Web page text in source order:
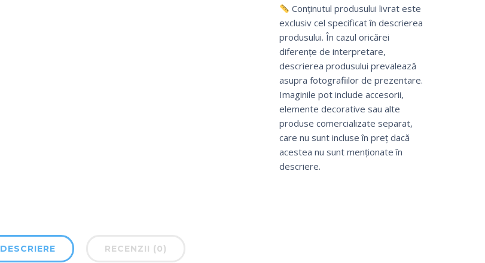
Conținutul produsului livrat este
exclusiv cel specificat în descrierea
produsului. În cazul oricărei
diferențe de interpretare,
descrierea produsului prevalează
asupra fotografiilor de prezentare.
Imaginile pot include accesorii,
elemente decorative sau alte
produse comercializate separat,
care nu sunt incluse în preț dacă
acestea nu sunt menționate în
descriere.
DESCRIERE RECENZII (0)